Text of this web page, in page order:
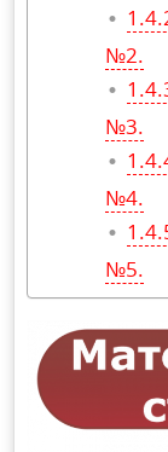
№2.
№3.
№4.
№5.